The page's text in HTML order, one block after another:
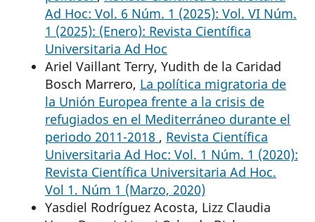
Ad Hoc: Vol. 6 Núm. 1 (2025): Vol. VI Núm.
1 (2025): (Enero): Revista Científica
Universitaria Ad Hoc
Ariel Vaillant Terry, Yudith de la Caridad
Bosch Marrero, La política migratoria de
la Unión Europea frente a la crisis de
refugiados en el Mediterráneo durante el
periodo 2011-2018 , Revista Científica
Universitaria Ad Hoc: Vol. 1 Núm. 1 (2020):
Revista Científica Universitaria Ad Hoc.
Vol 1. Núm 1 (Marzo, 2020)
Yasdiel Rodríguez Acosta, Lizz Claudia